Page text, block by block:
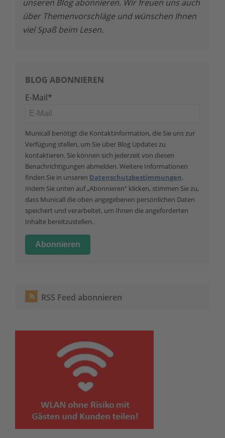
unseren Blog abonnieren. Wir freuen uns auch
über Themenvorschläge und wünschen Ihnen
viel Spaß beim Lesen.
BLOG ABONNIEREN
E-Mail*
Municall benötigt die Kontaktinformation, die Sie uns zur
Verfügung stellen, um Sie über Blog Updates zu
kontaktieren. Sie können sich jederzeit von diesen
Benachrichtigungen abmelden. Weitere Informationen
finden Sie in unseren Datenschutzbestimmungen.
Indem Sie unten auf „Abonnieren“ klicken, stimmen Sie zu,
dass Municall die oben angegebenen persönlichen Daten
speichert und verarbeitet, um Ihnen die angeforderten
Inhalte bereitzustellen.
RSS Feed abonnieren